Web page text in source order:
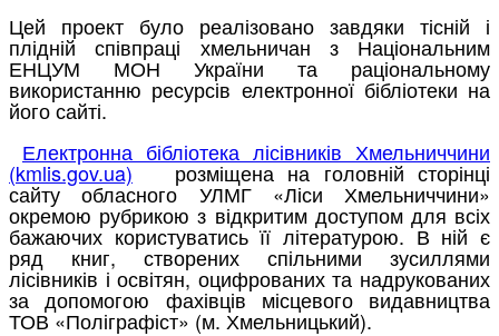
Цей проект було реалізовано завдяки тісній і
плідній співпраці хмельничан з Національним
ЕНЦУМ МОН України та раціональному
використанню ресурсів електронної бібліотеки на
його сайті.
Електронна бібліотека лісівників Хмельниччини
(kmlis.gov.ua)розміщена на головній сторінці
сайту обласного УЛМГ «Ліси Хмельниччини»
окремою рубрикою з відкритим доступом для всіх
бажаючих користуватись її літературою. В ній є
ряд книг, створених спільними зусиллями
лісівників і освітян, оцифрованих та надрукованих
за допомогою фахівців місцевого видавництва
ТОВ «Поліграфіст» (м. Хмельницький).